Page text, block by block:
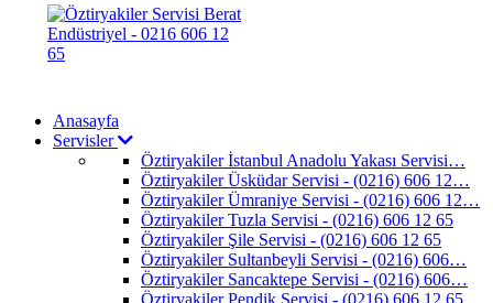
Anasayfa
Servisler
Öztiryakiler İstanbul Anadolu Yakası Servisi…
Öztiryakiler Üsküdar Servisi - (0216) 606 12…
Öztiryakiler Ümraniye Servisi - (0216) 606 12…
Öztiryakiler Tuzla Servisi - (0216) 606 12 65
Öztiryakiler Şile Servisi - (0216) 606 12 65
Öztiryakiler Sultanbeyli Servisi - (0216) 606…
Öztiryakiler Sancaktepe Servisi - (0216) 606…
Öztiryakiler Pendik Servisi - (0216) 606 12 65